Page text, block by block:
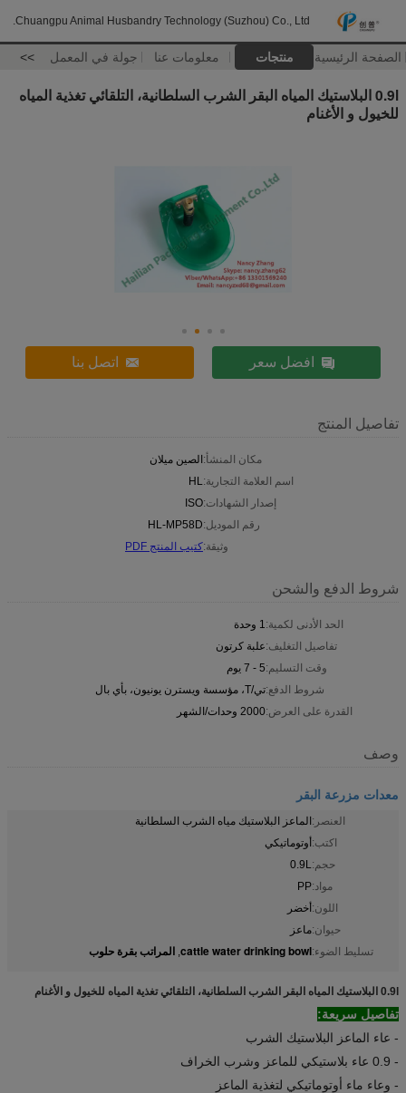
Chuangpu Animal Husbandry Technology (Suzhou) Co., Ltd.
الصفحة الرئيسية منتجات معلومات عنا جولة في المعمل >>
0.9l البلاستيك المياه البقر الشرب السلطانية، التلقائي تغذية المياه
للخيول و الأغنام
افضل سعر اتصل بنا
تفاصيل المنتج
مكان المنشأ:الصين ميلان
اسم العلامة التجارية:HL
إصدار الشهادات:ISO
رقم الموديل:HL-MP58D
وثيقة:كتيب المنتج PDF
شروط الدفع والشحن
الحد الأدنى لكمية:1 وحدة
تفاصيل التغليف:علبة كرتون
وقت التسليم:5 - 7 يوم
شروط الدفع:تي/T، مؤسسة ويسترن يونيون، بأي بال
القدرة على العرض:2000 وحدات/الشهر
وصف
معدات مزرعة البقر
العنصر:الماعز البلاستيك مياه الشرب السلطانية
اكتب:أوتوماتيكي
حجم:0.9L
مواد:PP
اللون:أخضر
حيوان:ماعز
تسليط الضوء:cattle water drinking bowl
, المراتب بقرة حلوب
0.9l البلاستيك المياه البقر الشرب السلطانية، التلقائي تغذية المياه للخيول و الأغنام
تفاصيل سريعة:
- عاء الماعز البلاستيك الشرب
- 0.9 عاء بلاستيكي للماعز وشرب الخراف
- وعاء ماء أوتوماتيكي لتغذية الماعز